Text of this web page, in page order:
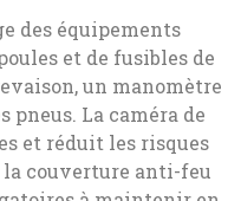
des équipements
et de fusibles de
un manomètre
pneus. La caméra de
et réduit les risques
la couverture anti-feu